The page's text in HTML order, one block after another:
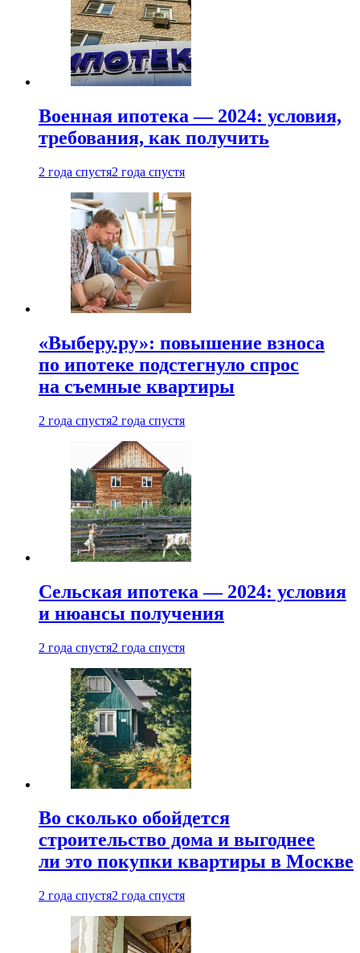
Военная ипотека — 2024: условия,
требования, как получить
2 года спустя2 года спустя
«Выберу.ру»: повышение взноса
по ипотеке подстегнуло спрос
на съемные квартиры
2 года спустя2 года спустя
Сельская ипотека — 2024: условия
и нюансы получения
2 года спустя2 года спустя
Во сколько обойдется
строительство дома и выгоднее
ли это покупки квартиры в Москве
2 года спустя2 года спустя